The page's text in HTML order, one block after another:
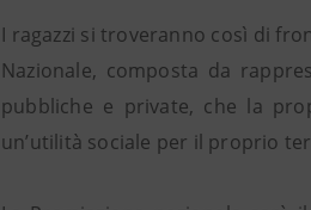
I ragazzi si troveranno così di
Nazionale, composta da
pubbliche e private, che la
un’utilità sociale per il proprio